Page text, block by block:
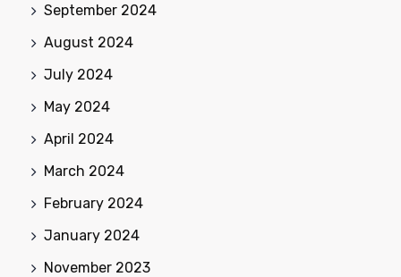
September 2024
August 2024
July 2024
May 2024
April 2024
March 2024
February 2024
January 2024
November 2023